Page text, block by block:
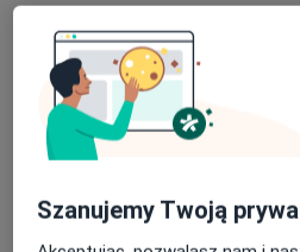
Fizjoterapia sportowa
Fizjoterapia
Fizjoterapia stomatologiczna
Rehabilitacja pourazowa
Pokaż więcej
Ból barku Ból biodra Ból
Ból pleców
+49
Szanujemy Twoją